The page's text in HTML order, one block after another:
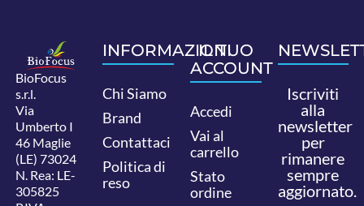
BioFocus
s.r.l.
Via
Umberto I
46 Maglie
(LE) 73024
N. Rea: LE-
305825
INFORMAZIONI
Chi Siamo
Brand
Contattaci
Politica di
reso
IL TUO
ACCOUNT
Accedi
Vai al
carrello
Stato
ordine
Iscriviti
alla
newsletter
per
rimanere
sempre
aggiornato.